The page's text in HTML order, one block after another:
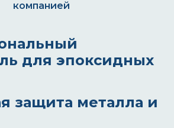
компанией
для эпоксидных
защита металла и